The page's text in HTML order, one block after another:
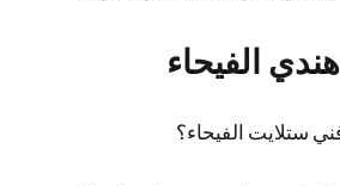
الفيحاء
ستلايت الفيحاء؟